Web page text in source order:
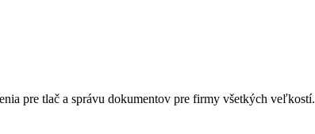
pre tlač a správu dokumentov pre firmy všetkých veľkostí.